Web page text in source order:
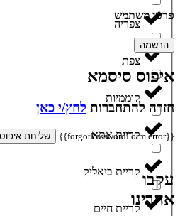
צפריה
צפת
קוממיות
קריית אתא
קריית ביאליק
קריית חיים
פרטי משתמש
הרשמה
איפוס סיסמא
חזרה להתחברות לחץ/י כאן
{{forgotPasswordForm.error}} שליחת איפוס
עקבו
אחרינו